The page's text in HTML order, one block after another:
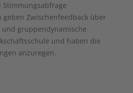
Stimmungsabfrage
geben Zwischenfeedback über
gruppendynamische
und haben die
anzuregen.